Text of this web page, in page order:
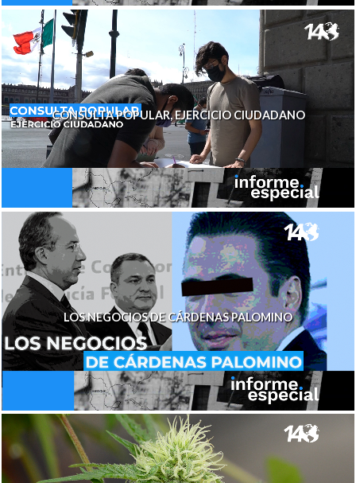
CONSULTA POPULAR, EJERCICIO CIUDADANO
LOS NEGOCIOS DE CÁRDENAS PALOMINO